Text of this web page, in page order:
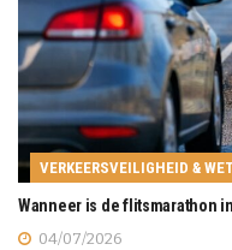
VERKEERSVEILIGHEID &
Wanneer is de flitsmarathon
04/07/2026